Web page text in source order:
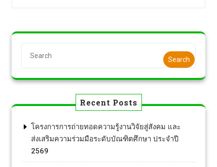
Search
Recent Posts
โครงการการถ่ายทอดความรู้งานวิจัยสู่สังคม และ
ส่งเสริมความร่วมมือระดับบัณฑิตศึกษา ประจำปี
2569